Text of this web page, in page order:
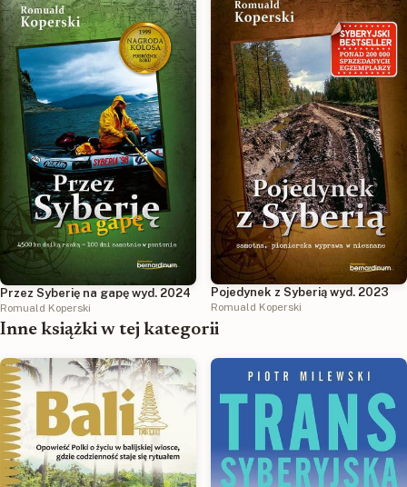
Przez Syberię na gapę wyd. 2024
Romuald Koperski
Pojedynek z Syberią wyd. 2023
Romuald Koperski
Inne książki w tej kategorii